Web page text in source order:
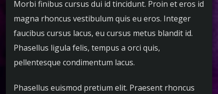
Morbi finibus cursus dui id tincidunt. Proin et eros id
magna rhoncus vestibulum quis eu eros. Integer
faucibus cursus lacus, eu cursus metus blandit id.
Phasellus ligula felis, tempus a orci quis,
pellentesque condimentum lacus.
Phasellus euismod pretium elit. Praesent rhoncus